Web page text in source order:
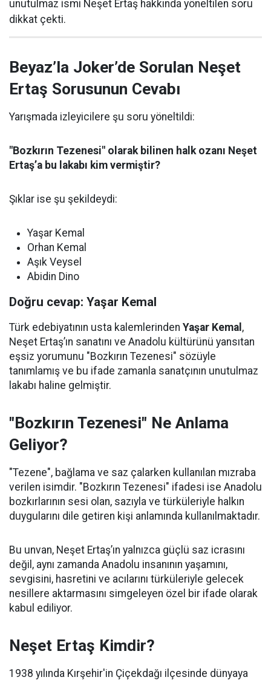
unutulmaz ismi Neşet Ertaş hakkında yöneltilen soru
dikkat çekti.
Beyaz’la Joker’de Sorulan Neşet
Ertaş Sorusunun Cevabı
Yarışmada izleyicilere şu soru yöneltildi:
"Bozkırın Tezenesi" olarak bilinen halk ozanı Neşet
Ertaş’a bu lakabı kim vermiştir?
Şıklar ise şu şekildeydi:
Yaşar Kemal
Orhan Kemal
Aşık Veysel
Abidin Dino
Doğru cevap: Yaşar Kemal
Türk edebiyatının usta kalemlerinden Yaşar Kemal ,
Neşet Ertaş’ın sanatını ve Anadolu kültürünü yansıtan
eşsiz yorumunu "Bozkırın Tezenesi" sözüyle
tanımlamış ve bu ifade zamanla sanatçının unutulmaz
lakabı haline gelmiştir.
"Bozkırın Tezenesi" Ne Anlama
Geliyor?
"Tezene", bağlama ve saz çalarken kullanılan mızraba
verilen isimdir. "Bozkırın Tezenesi" ifadesi ise Anadolu
bozkırlarının sesi olan, sazıyla ve türküleriyle halkın
duygularını dile getiren kişi anlamında kullanılmaktadır.
Bu unvan, Neşet Ertaş’ın yalnızca güçlü saz icrasını
değil, aynı zamanda Anadolu insanının yaşamını,
sevgisini, hasretini ve acılarını türküleriyle gelecek
nesillere aktarmasını simgeleyen özel bir ifade olarak
kabul ediliyor.
Neşet Ertaş Kimdir?
1938 yılında Kırşehir'in Çiçekdağı ilçesinde dünyaya